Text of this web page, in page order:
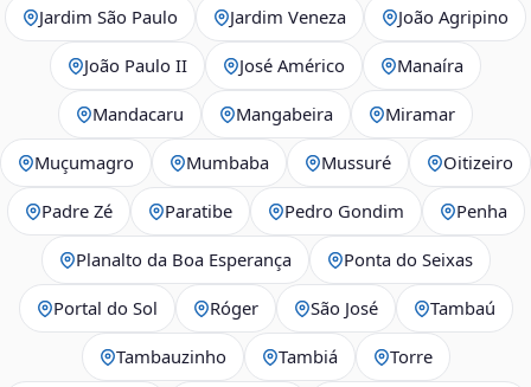
Jardim São Paulo Jardim Veneza João Agripino
João Paulo II José Américo Manaíra
Mandacaru Mangabeira Miramar
Muçumagro Mumbaba Mussuré Oitizeiro
Padre Zé Paratibe Pedro Gondim Penha
Planalto da Boa Esperança Ponta do Seixas
Portal do Sol Róger São José Tambaú
Tambauzinho Tambiá Torre